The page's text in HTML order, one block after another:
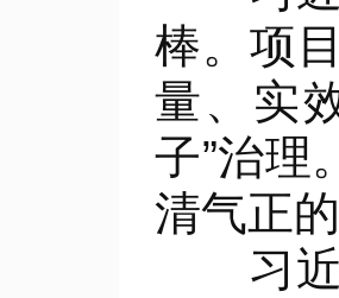
棒。项
量、实
子”治理
清气正
习近